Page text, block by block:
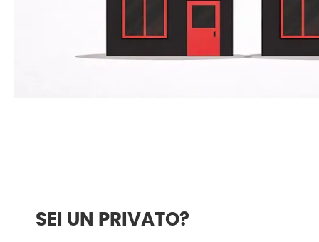
SEI UN PRIVATO?